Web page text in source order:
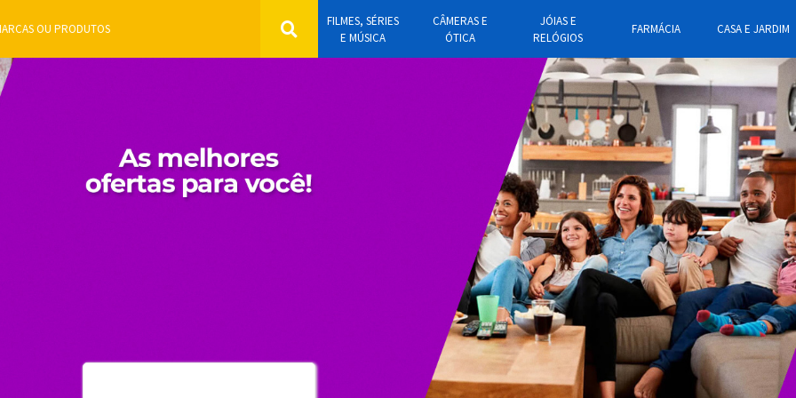
FILMES, SÉRIES
E MÚSICA
CÂMERAS E
ÓTICA
JÓIAS E
RELÓGIOS
FARMÁCIA CASA E JARDIM